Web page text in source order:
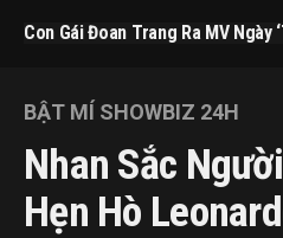
Con Gái Đoan Trang Ra MV Ngày
BẬT MÍ SHOWBIZ 24H
Nhan Sắc
Hẹn Hò